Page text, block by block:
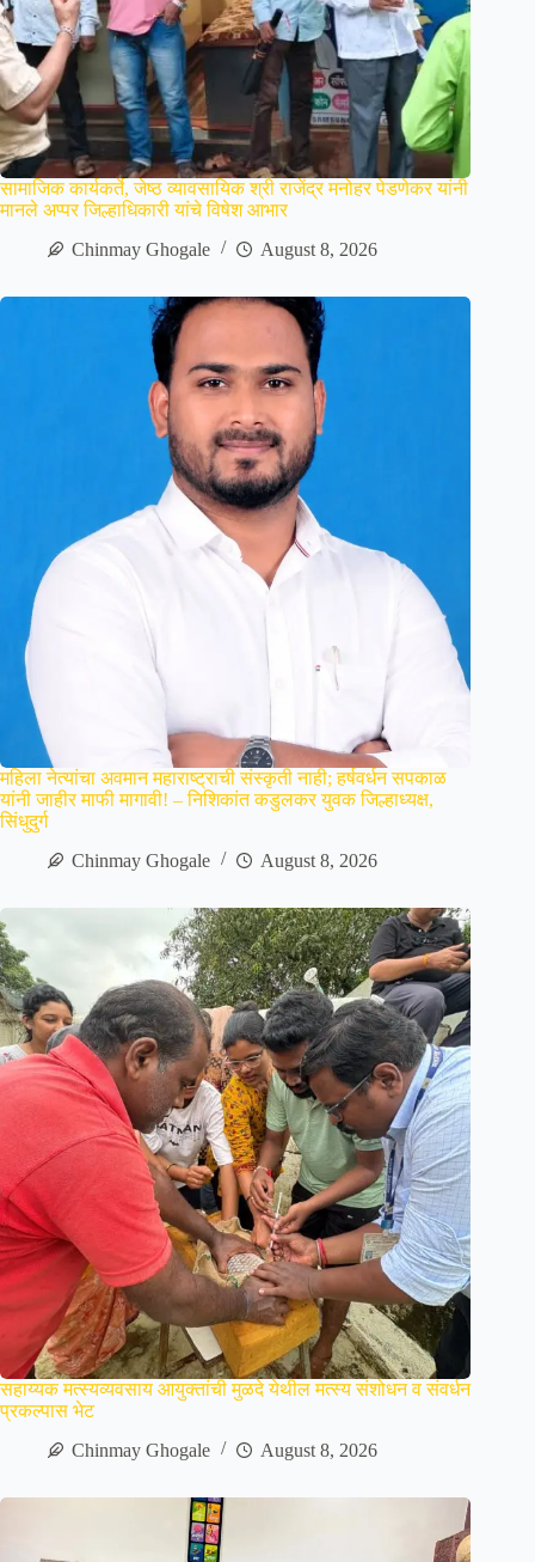
सामाजिक कार्यकर्ते, जेष्ठ व्यावसायिक श्री राजेंद्र मनोहर पेडणेकर यांनी
मानले अप्पर जिल्हाधिकारी यांचे विषेश आभार
Chinmay Ghogale
August 8, 2026
महिला नेत्यांचा अवमान महाराष्ट्राची संस्कृती नाही; हर्षवर्धन सपकाळ
यांनी जाहीर माफी मागावी! – निशिकांत कडुलकर युवक जिल्हाध्यक्ष,
सिंधुदुर्ग
Chinmay Ghogale
August 8, 2026
सहाय्यक मत्स्यव्यवसाय आयुक्तांची मुळदे येथील मत्स्य संशोधन व संवर्धन
प्रकल्पास भेट
Chinmay Ghogale
August 8, 2026